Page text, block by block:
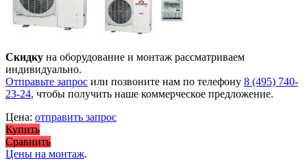
Скидку на оборудование и монтаж рассматриваем
индивидуально.
Отправьте запрос или позвоните нам по телефону 8 (495) 740-
23-24, чтобы получить наше коммерческое предложение.
Цена: отправить запрос
Купить
Сравнить
Цены на монтаж.